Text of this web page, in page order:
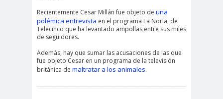
Recientemente Cesar Millán fue objeto de una
polémica entrevista en el programa La Noria, de
Telecinco que ha levantado ampollas entre sus miles
de seguidores.
Además, hay que sumar las acusaciones de las que
fue objeto Cesar en un programa de la televisión
británica de maltratar a los animales.